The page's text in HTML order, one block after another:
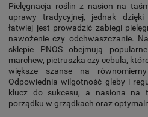
Pielęgnacja roślin z nasion na
uprawy tradycyjnej, jednak
łatwiej jest prowadzić zabiegi
nawożenie czy odchwaszczanie.
sklepie PNOS obejmują
marchew, pietruszka czy cebula,
większe szanse na
Odpowiednia wilgotność gleby i
klucz do sukcesu, a nasiona na
porządku w grządkach oraz